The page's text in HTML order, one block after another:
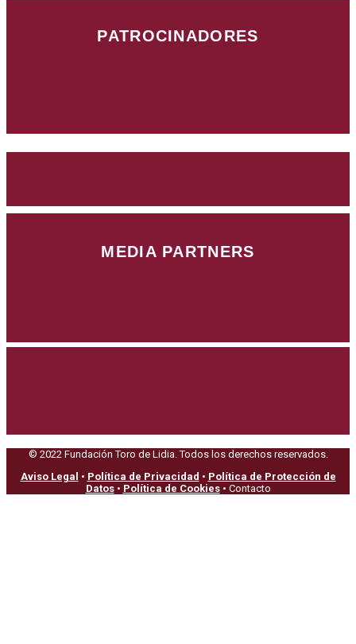
PATROCINADORES
MEDIA PARTNERS
© 2022 Fundación Toro de Lidia. Todos los derechos reservados.
Aviso Legal • Política de Privacidad • Política de Protección de
Datos• Política de Cookies• Contacto